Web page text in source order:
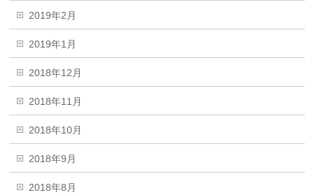
2019年2月
2019年1月
2018年12月
2018年11月
2018年10月
2018年9月
2018年8月